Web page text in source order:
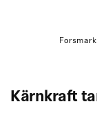
Kärnkraft